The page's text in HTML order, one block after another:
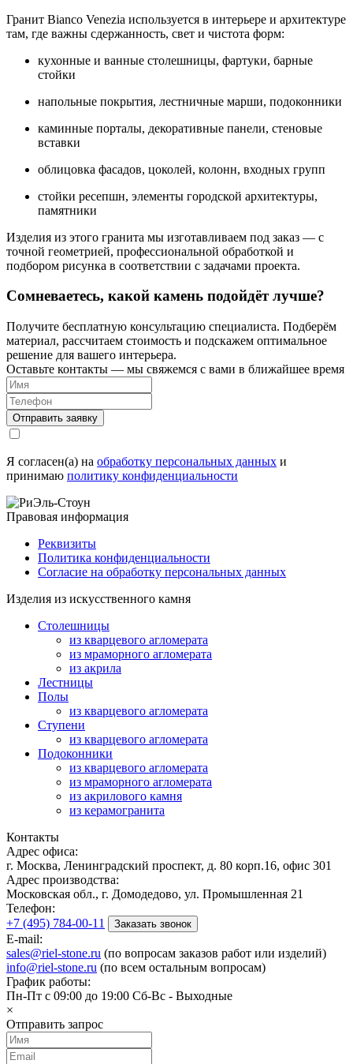
Гранит Bianco Venezia используется в интерьере и архитектуре
там, где важны сдержанность, свет и чистота форм:
кухонные и ванные столешницы, фартуки, барные
стойки
напольные покрытия, лестничные марши, подоконники
каминные порталы, декоративные панели, стеновые
вставки
облицовка фасадов, цоколей, колонн, входных групп
стойки ресепшн, элементы городской архитектуры,
памятники
Изделия из этого гранита мы изготавливаем под заказ — с
точной геометрией, профессиональной обработкой и
подбором рисунка в соответствии с задачами проекта.
Сомневаетесь, какой камень подойдёт лучше?
Получите бесплатную консультацию специалиста. Подберём
материал, рассчитаем стоимость и подскажем оптимальное
решение для вашего интерьера.
Оставьте контакты — мы свяжемся с вами в ближайшее время
Я согласен(а) на обработку персональных данных и
принимаю политику конфиденциальности
Правовая информация
Реквизиты
Политика конфиденциальности
Согласие на обработку персональных данных
Изделия из искусственного камня
Столешницы
из кварцевого агломерата
из мраморного агломерата
из акрила
Лестницы
Полы
из кварцевого агломерата
Ступени
из кварцевого агломерата
Подоконники
из кварцевого агломерата
из мраморного агломерата
из акрилового камня
из керамогранита
Контакты
Адрес офиса:
г. Москва, Ленинградский проспект, д. 80 корп.16, офис 301
Адрес производства:
Московская обл., г. Домодедово, ул. Промышленная 21
Телефон:
+7 (495) 784-00-11
Заказать звонок
E-mail:
sales@riel-stone.ru (по вопросам заказов работ или изделий)
info@riel-stone.ru (по всем остальным вопросам)
График работы:
Пн-Пт с 09:00 до 19:00 Сб-Вс - Выходные
×
Отправить запрос